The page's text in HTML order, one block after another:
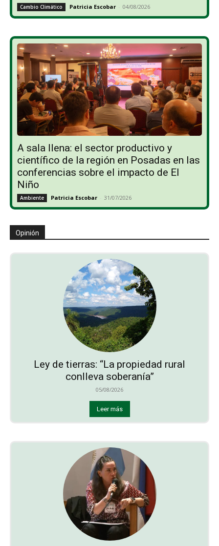
Cambio Climático Patricia Escobar - 04/08/2026
A sala llena: el sector productivo y
científico de la región en Posadas en las
conferencias sobre el impacto de El
Niño
Ambiente Patricia Escobar - 31/07/2026
Opinión
Ley de tierras: “La propiedad rural
conlleva soberanía”
05/08/2026
Leer más